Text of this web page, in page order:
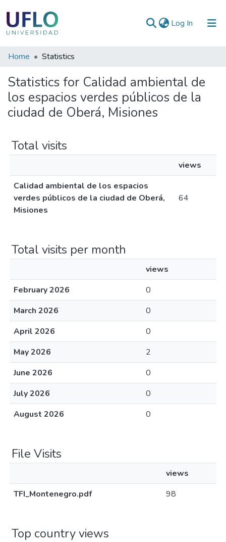
Log In (current)
Communities
Collections
All of RIUFLO
Home Statistics
Statistics for Calidad ambiental de
los espacios verdes públicos de la
ciudad de Oberá, Misiones
Total visits
views
Calidad ambiental de los espacios
verdes públicos de la ciudad de Oberá,
Misiones
64
Total visits per month
views
February 2026
0
March 2026
0
April 2026
0
May 2026
2
June 2026
0
July 2026
0
August 2026
0
File Visits
views
TFI_Montenegro.pdf
98
Top country views